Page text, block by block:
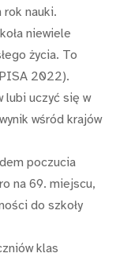
rok nauki.
niewiele
życia. To
2022).
uczyć się w
wśród krajów
poczucia
na 69. miejscu,
do szkoły
klas